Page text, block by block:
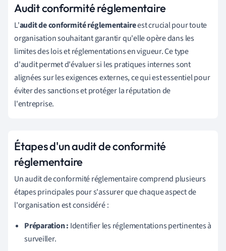
Audit conformité réglementaire
L'audit de conformité réglementaireest crucial pour toute
organisation souhaitant garantir qu'elle opère dans les
limites des lois et réglementations en vigueur. Ce type
d'audit permet d'évaluer si les pratiques internes sont
alignées sur les exigences externes, ce qui est essentiel pour
éviter des sanctions et protéger la réputation de
l'entreprise.
Étapes d'un audit de conformité
réglementaire
Un audit de conformité réglementaire comprend plusieurs
étapes principales pour s'assurer que chaque aspect de
l'organisation est considéré :
Préparation : Identifier les réglementations pertinentes à
surveiller.